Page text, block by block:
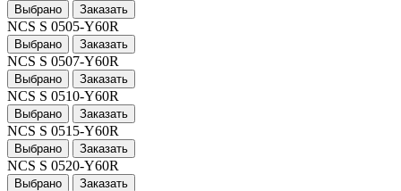
Выбрано Заказать
NCS S 0505-Y60R
Выбрано Заказать
NCS S 0507-Y60R
Выбрано Заказать
NCS S 0510-Y60R
Выбрано Заказать
NCS S 0515-Y60R
Выбрано Заказать
NCS S 0520-Y60R
Выбрано Заказать